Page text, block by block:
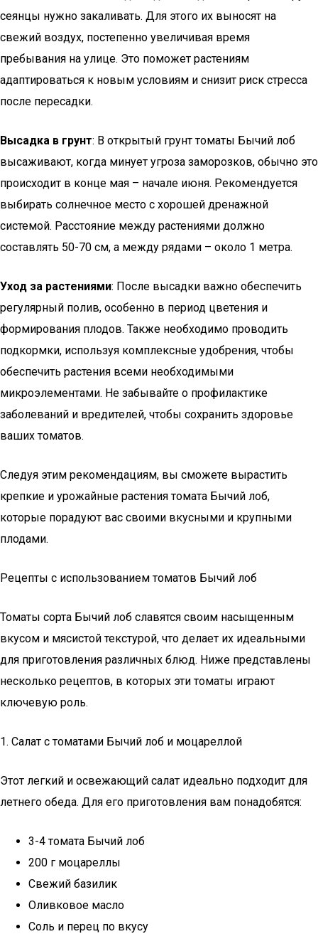
сеянцы нужно закаливать. Для этого их выносят на
свежий воздух, постепенно увеличивая время
пребывания на улице. Это поможет растениям
адаптироваться к новым условиям и снизит риск стресса
после пересадки.
Высадка в грунт: В открытый грунт томаты Бычий лоб
высаживают, когда минует угроза заморозков, обычно это
происходит в конце мая – начале июня. Рекомендуется
выбирать солнечное место с хорошей дренажной
системой. Расстояние между растениями должно
составлять 50-70 см, а между рядами – около 1 метра.
Уход за растениями: После высадки важно обеспечить
регулярный полив, особенно в период цветения и
формирования плодов. Также необходимо проводить
подкормки, используя комплексные удобрения, чтобы
обеспечить растения всеми необходимыми
микроэлементами. Не забывайте о профилактике
заболеваний и вредителей, чтобы сохранить здоровье
ваших томатов.
Следуя этим рекомендациям, вы сможете вырастить
крепкие и урожайные растения томата Бычий лоб,
которые порадуют вас своими вкусными и крупными
плодами.
Рецепты с использованием томатов Бычий лоб
Томаты сорта Бычий лоб славятся своим насыщенным
вкусом и мясистой текстурой, что делает их идеальными
для приготовления различных блюд. Ниже представлены
несколько рецептов, в которых эти томаты играют
ключевую роль.
1. Салат с томатами Бычий лоб и моцареллой
Этот легкий и освежающий салат идеально подходит для
летнего обеда. Для его приготовления вам понадобятся:
3-4 томата Бычий лоб
200 г моцареллы
Свежий базилик
Оливковое масло
Соль и перец по вкусу